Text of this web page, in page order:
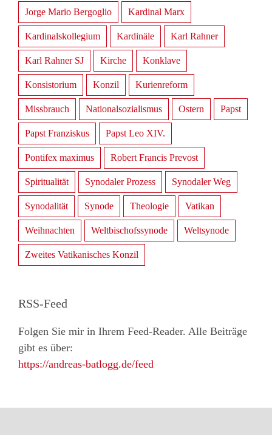
Jorge Mario Bergoglio Kardinal Marx
Kardinalskollegium Kardinäle Karl Rahner
Karl Rahner SJ Kirche Konklave
Konsistorium Konzil Kurienreform
Missbrauch Nationalsozialismus Ostern Papst
Papst Franziskus Papst Leo XIV.
Pontifex maximus Robert Francis Prevost
Spiritualität Synodaler Prozess Synodaler Weg
Synodalität Synode Theologie Vatikan
Weihnachten Weltbischofssynode Weltsynode
Zweites Vatikanisches Konzil
RSS-Feed
Folgen Sie mir in Ihrem Feed-Reader. Alle Beiträge
gibt es über:
https://andreas-batlogg.de/feed